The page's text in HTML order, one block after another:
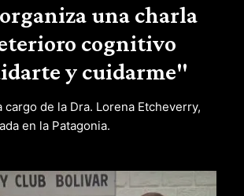
una charla
cognitivo
y cuidarme"
cargo de la Dra. Lorena Etcheverry,
en la Patagonia.